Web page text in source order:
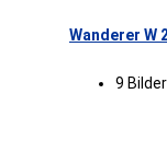
Wanderer W
9